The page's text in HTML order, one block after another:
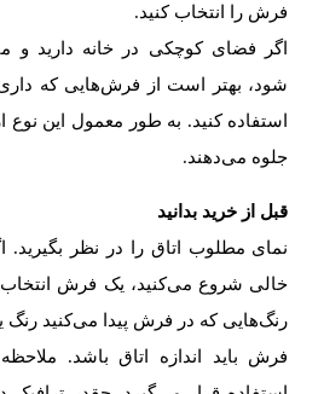
فرش را انتخاب کنید.
اگر فضای کوچکی در خانه دارید و
شود، بهتر است از فرش‌هایی که
استفاده کنید. به طور معمول این نوع
جلوه می‌دهند.
قبل از خرید بدانید
نمای مطلوب اتاق را در نظر بگیرید.
خالی شروع می‌کنید، یک فرش انتخاب
رنگ‌هایی که در فرش پیدا می‌کنید رنگ
فرش باید اندازه اتاق باشد.